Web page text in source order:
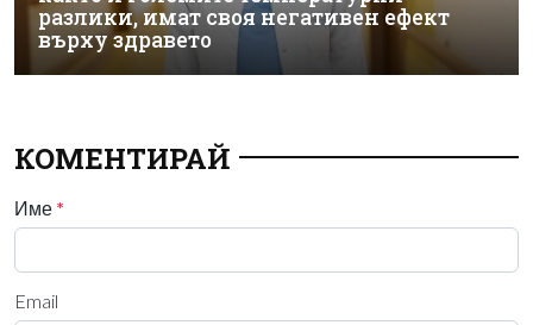
разлики, имат своя негативен ефект
върху здравето
КОМЕНТИРАЙ
Име *
Email